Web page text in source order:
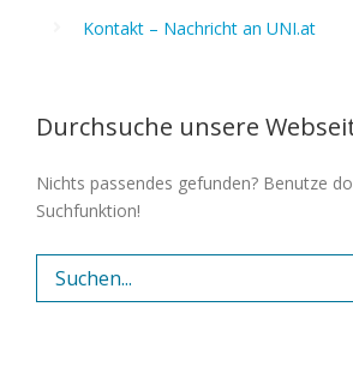
Kontakt – Nachricht an UNI.at
Durchsuche unsere
Nichts passendes gefunden? Benutze
Suchfunktion!
Suche